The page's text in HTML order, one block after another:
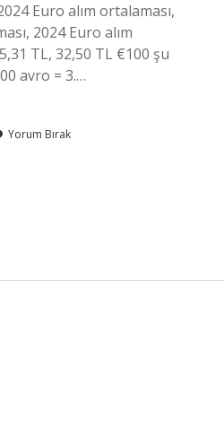
Euro alım ortalaması,
2024 Euro alım
TL, 32,50 TL €100 şu
avro = 3.…
Yorum Bırak